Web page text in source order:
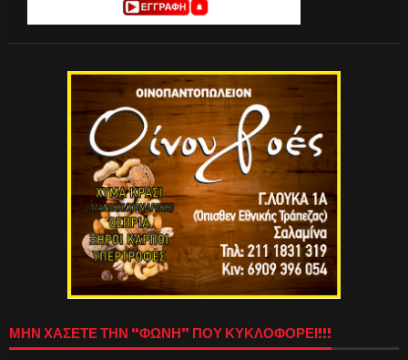
ΜΗΝ ΧΑΣΕΤΕ ΤΗΝ “ΦΩΝΗ” ΠΟΥ ΚΥΚΛΟΦΟΡΕΙ!!!